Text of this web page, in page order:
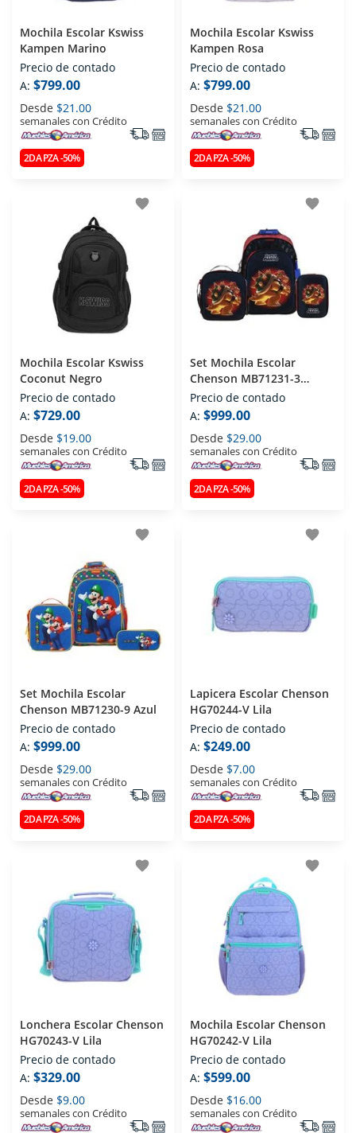
Mochila Escolar Kswiss
Kampen Marino
Precio de contado
A: $799.00
Desde $21.00
semanales con Crédito
2DA PZA -50%
Mochila Escolar Kswiss
Kampen Rosa
Precio de contado
A: $799.00
Desde $21.00
semanales con Crédito
2DA PZA -50%
favorite
Mochila Escolar Kswiss
Coconut Negro
Precio de contado
A: $729.00
Desde $19.00
semanales con Crédito
2DA PZA -50%
favorite
Set Mochila Escolar
Chenson MB71231-3
Negro
Precio de contado
A: $999.00
Desde $29.00
semanales con Crédito
2DA PZA -50%
favorite
Set Mochila Escolar
Chenson MB71230-9 Azul
Precio de contado
A: $999.00
Desde $29.00
semanales con Crédito
2DA PZA -50%
favorite
Lapicera Escolar Chenson
HG70244-V Lila
Precio de contado
A: $249.00
Desde $7.00
semanales con Crédito
2DA PZA -50%
favorite
Lonchera Escolar Chenson
HG70243-V Lila
Precio de contado
A: $329.00
Desde $9.00
semanales con Crédito
favorite
Mochila Escolar Chenson
HG70242-V Lila
Precio de contado
A: $599.00
Desde $16.00
semanales con Crédito